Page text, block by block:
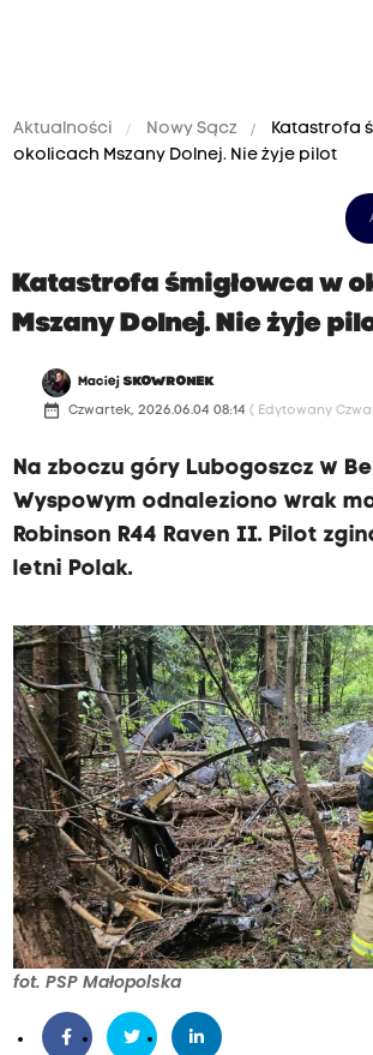
Aktualności Nowy Sącz
Katastrofa
okolicach Mszany Dolnej. Nie żyje pilot
Katastrofa śmigłowca w
Mszany Dolnej. Nie żyje
MaciejSKOWRONEK
date_range Czwartek, 2026.06.04 08:14 ( Edytowany
Na zboczu góry Lubogoszcz w
Wyspowym odnaleziono wrak
Robinson R44 Raven II. Pilot
letni Polak.
fot. PSP Małopolska